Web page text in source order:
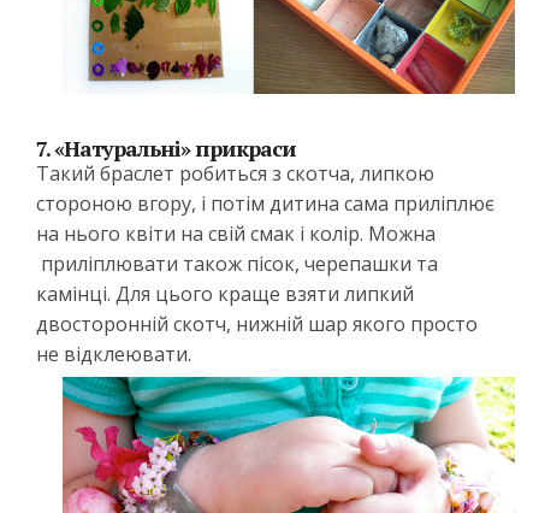
7. «Натуральні» прикраси
Такий браслет робиться з скотча, липкою
стороною вгору, і потім дитина сама приліплює
на нього квіти на свій смак і колір. Можна
приліплювати також пісок, черепашки та
камінці. Для цього краще взяти липкий
двосторонній скотч, нижній шар якого просто
не відклеювати.